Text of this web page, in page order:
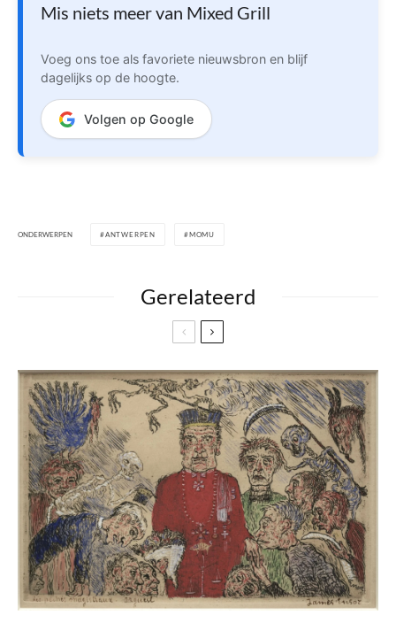
Mis niets meer van Mixed Grill
Voeg ons toe als favoriete nieuwsbron en blijf
dagelijks op de hoogte.
Volgen op Google
ONDERWERPEN ANTWERPEN MOMU
Gerelateerd